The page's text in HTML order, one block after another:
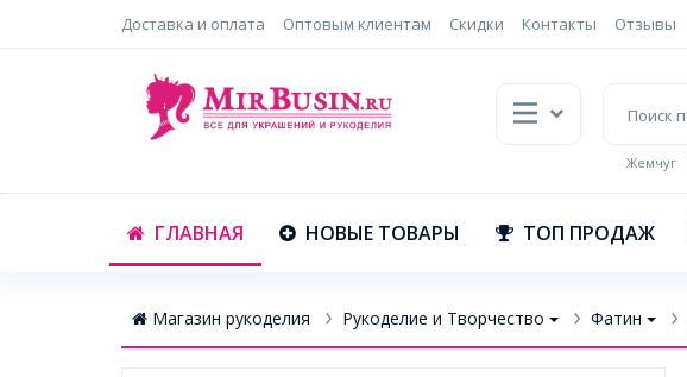
Доставка и оплата Оптовым клиентам Скидки Контакты Отзывы
Жемчуг
ГЛАВНАЯ НОВЫЕ ТОВАРЫ ТОП ПРОДАЖ
Магазин рукоделия Рукоделие и Творчество Фатин